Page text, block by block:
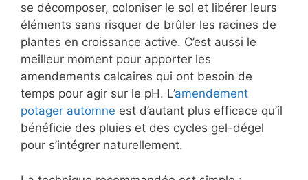
se décomposer, coloniser le sol et libérer leurs
éléments sans risquer de brûler les racines de
plantes en croissance active. C’est aussi le
meilleur moment pour apporter les
amendements calcaires qui ont besoin de
temps pour agir sur le pH. L’amendement
potager automne est d’autant plus efficace qu’il
bénéficie des pluies et des cycles gel-dégel
pour s’intégrer naturellement.